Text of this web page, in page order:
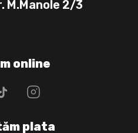
M.Manole 2/3
online
plata